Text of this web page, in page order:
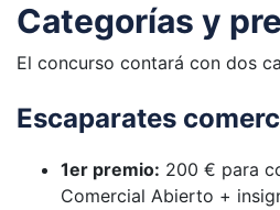
Categorías y
El concurso contará con dos
Escaparates
1er premio: 200 € para
Comercial Abierto +